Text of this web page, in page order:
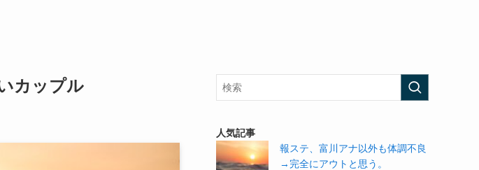
カップル
人気記事
報ステ、富川アナ以外も体調不良
→完全にアウトと思う。